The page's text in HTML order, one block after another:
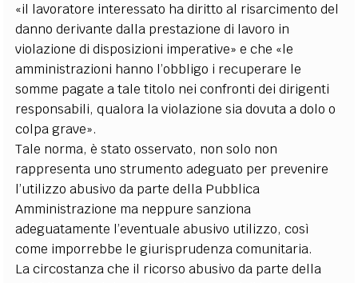
«il lavoratore interessato ha diritto al risarcimento del
danno derivante dalla prestazione di lavoro in
violazione di disposizioni imperative» e che «le
amministrazioni hanno l’obbligo i recuperare le
somme pagate a tale titolo nei confronti dei dirigenti
responsabili, qualora la violazione sia dovuta a dolo o
colpa grave».
Tale norma, è stato osservato, non solo non
rappresenta uno strumento adeguato per prevenire
l’utilizzo abusivo da parte della Pubblica
Amministrazione ma neppure sanziona
adeguatamente l’eventuale abusivo utilizzo, così
come imporrebbe le giurisprudenza comunitaria.
La circostanza che il ricorso abusivo da parte della